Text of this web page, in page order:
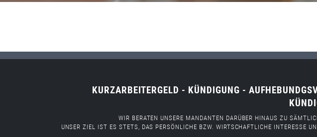
KURZARBEITERGELD - KÜNDIGUNG -
WIR BERATEN UNSERE MANDANTEN DARÜBER HINAUS ZU
UNSER ZIEL IST ES STETS, DAS PERSÖNLICHE BZW. WIRTSCHAFTLICHE INTERESSE